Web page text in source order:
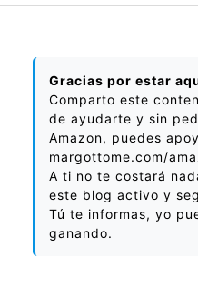
Gracias por estar
Comparto este
de ayudarte y sin
Amazon, puedes
margottome.com/
A ti no te costará
este blog activo y
Tú te informas, yo
ganando.